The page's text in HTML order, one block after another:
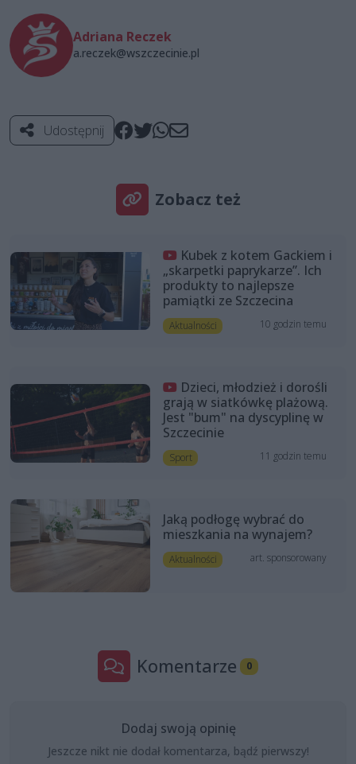
Adriana Reczek
a.reczek@wszczecinie.pl
Udostępnij
Zobacz też
Kubek z kotem Gackiem i
„skarpetki paprykarze”. Ich
produkty to najlepsze
pamiątki ze Szczecina
Aktualności 10 godzin temu
Dzieci, młodzież i dorośli
grają w siatkówkę plażową.
Jest "bum" na dyscyplinę w
Szczecinie
Sport 11 godzin temu
Jaką podłogę wybrać do
mieszkania na wynajem?
Aktualności art. sponsorowany
Komentarze 0
Dodaj swoją opinię
Jeszcze nikt nie dodał komentarza, bądź pierwszy!